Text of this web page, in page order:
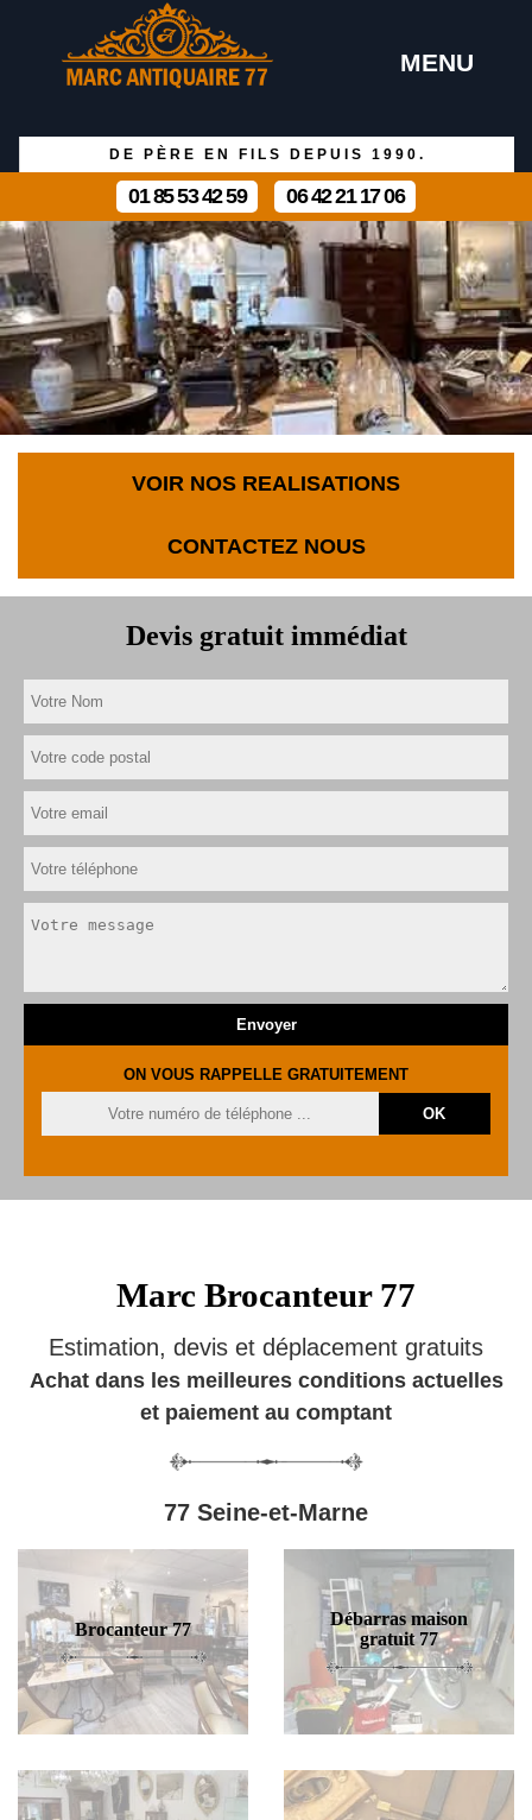
MENU
DE PÈRE EN FILS DEPUIS 1990.
01 85 53 42 59 06 42 21 17 06
VOIR NOS REALISATIONS
CONTACTEZ NOUS
Devis gratuit immédiat
ON VOUS RAPPELLE GRATUITEMENT
Marc Brocanteur 77
Estimation, devis et déplacement gratuits
Achat dans les meilleures conditions actuelles
et paiement au comptant
77 Seine-et-Marne
Brocanteur 77
Débarras maison
gratuit 77